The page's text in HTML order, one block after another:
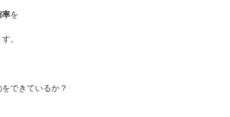
率を
。
できているか？